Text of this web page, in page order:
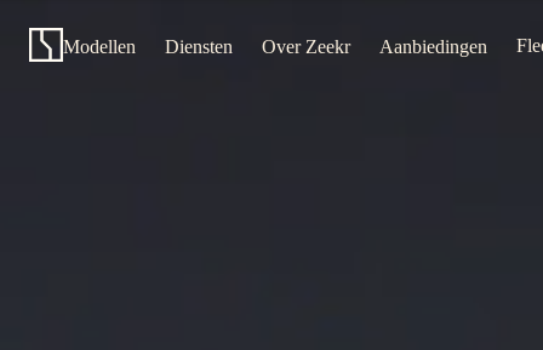
Modellen Diensten Over Zeekr Aanbiedingen
Zeekr